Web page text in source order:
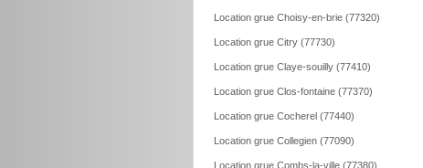
Location grue Choisy-en-brie (77320)
Location grue Citry (77730)
Location grue Claye-souilly (77410)
Location grue Clos-fontaine (77370)
Location grue Cocherel (77440)
Location grue Collegien (77090)
Location grue Combs-la-ville (77380)